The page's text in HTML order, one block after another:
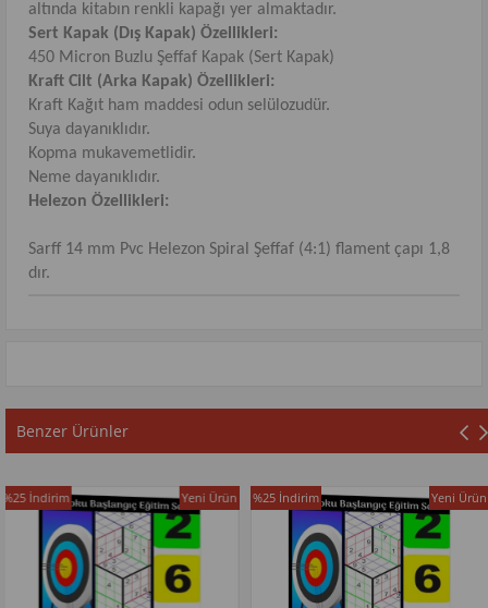
altında kitabın renkli kapağı yer almaktadır.
Sert Kapak (Dış Kapak) Özellikleri:
450 Micron Buzlu Şeffaf Kapak (Sert Kapak)
Kraft Cilt (Arka Kapak) Özellikleri:
Kraft Kağıt ham maddesi odun selülozudür.
Suya dayanıklıdır.
Kopma mukavemetlidir.
Neme dayanıklıdır.
Helezon Özellikleri:
Sarff 14 mm Pvc Helezon Spiral Şeffaf (4:1) flament çapı 1,8
dır.
Benzer Ürünler
Yeni Ürün %25 İndirim Yeni Ürün %25 İndirim